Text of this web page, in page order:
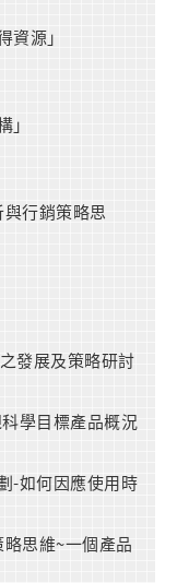
源」
行銷策略思
發展及策略研討
學目標產品概況
-如何因應使用時
思維~一個產品